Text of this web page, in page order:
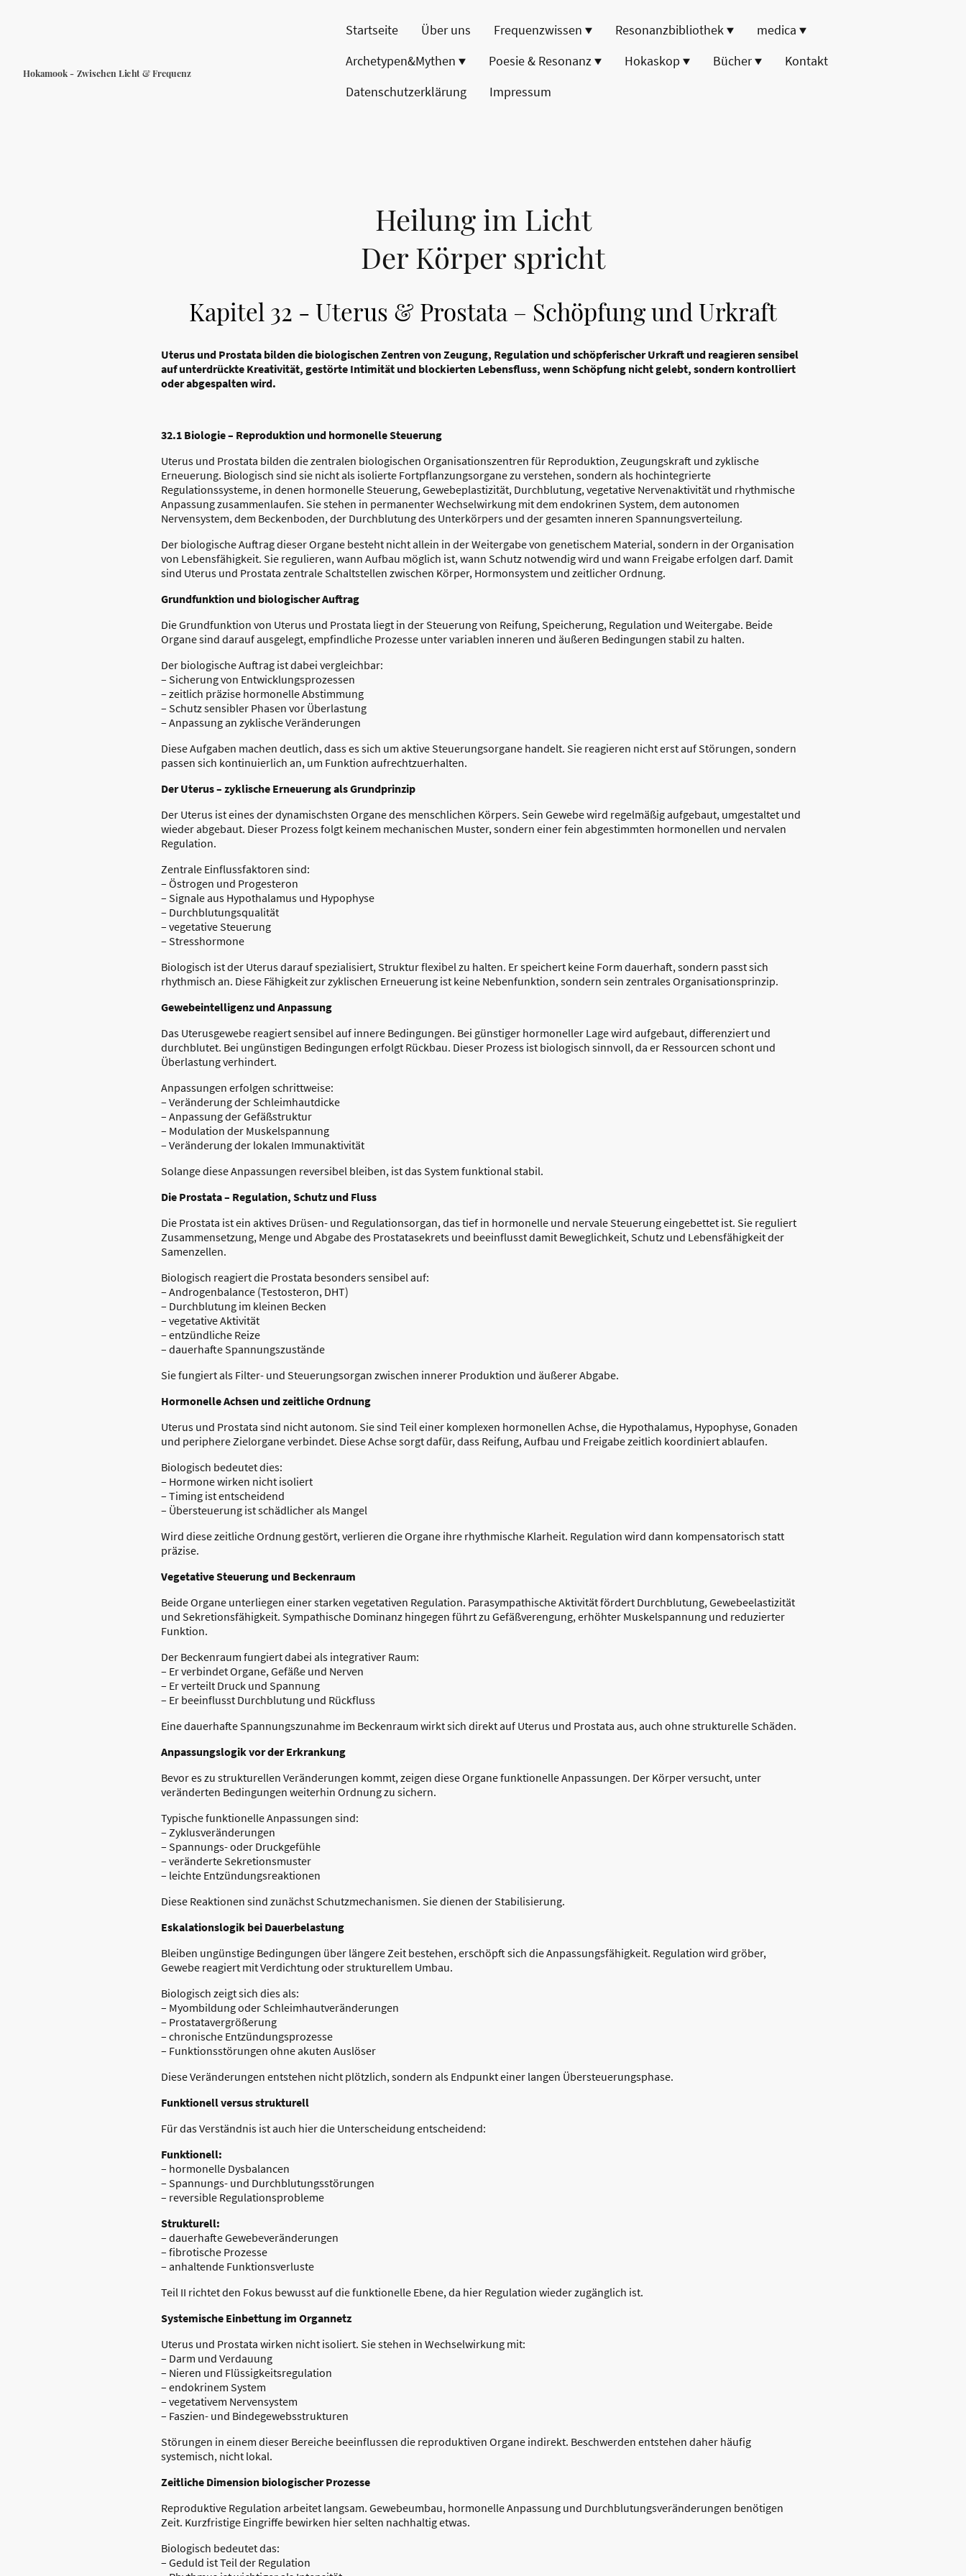
Hokamook - Zwischen Licht & Frequenz
Startseite Über uns Frequenzwissen Resonanzbibliothek
medica
Archetypen&Mythen
Poesie & Resonanz Hokaskop Bücher
Kontakt
Datenschutzerklärung
Impressum
Heilung im Licht
Der Körper spricht
Kapitel 32 - Uterus & Prostata – Schöpfung und Urkraft
Uterus und Prostata bilden die biologischen Zentren von Zeugung, Regulation und schöpferischer Urkraft und reagieren sensibel
auf unterdrückte Kreativität, gestörte Intimität und blockierten Lebensfluss, wenn Schöpfung nicht gelebt, sondern kontrolliert
oder abgespalten wird.
32.1 Biologie – Reproduktion und hormonelle Steuerung
Uterus und Prostata bilden die zentralen biologischen Organisationszentren für Reproduktion, Zeugungskraft und zyklische
Erneuerung. Biologisch sind sie nicht als isolierte Fortpflanzungsorgane zu verstehen, sondern als hochintegrierte
Regulationssysteme, in denen hormonelle Steuerung, Gewebeplastizität, Durchblutung, vegetative Nervenaktivität und rhythmische
Anpassung zusammenlaufen. Sie stehen in permanenter Wechselwirkung mit dem endokrinen System, dem autonomen
Nervensystem, dem Beckenboden, der Durchblutung des Unterkörpers und der gesamten inneren Spannungsverteilung.
Der biologische Auftrag dieser Organe besteht nicht allein in der Weitergabe von genetischem Material, sondern in der Organisation
von Lebensfähigkeit. Sie regulieren, wann Aufbau möglich ist, wann Schutz notwendig wird und wann Freigabe erfolgen darf. Damit
sind Uterus und Prostata zentrale Schaltstellen zwischen Körper, Hormonsystem und zeitlicher Ordnung.
Grundfunktion und biologischer Auftrag
Die Grundfunktion von Uterus und Prostata liegt in der Steuerung von Reifung, Speicherung, Regulation und Weitergabe. Beide
Organe sind darauf ausgelegt, empfindliche Prozesse unter variablen inneren und äußeren Bedingungen stabil zu halten.
Der biologische Auftrag ist dabei vergleichbar:
– Sicherung von Entwicklungsprozessen
– zeitlich präzise hormonelle Abstimmung
– Schutz sensibler Phasen vor Überlastung
– Anpassung an zyklische Veränderungen
Diese Aufgaben machen deutlich, dass es sich um aktive Steuerungsorgane handelt. Sie reagieren nicht erst auf Störungen, sondern
passen sich kontinuierlich an, um Funktion aufrechtzuerhalten.
Der Uterus – zyklische Erneuerung als Grundprinzip
Der Uterus ist eines der dynamischsten Organe des menschlichen Körpers. Sein Gewebe wird regelmäßig aufgebaut, umgestaltet und
wieder abgebaut. Dieser Prozess folgt keinem mechanischen Muster, sondern einer fein abgestimmten hormonellen und nervalen
Regulation.
Zentrale Einflussfaktoren sind:
– Östrogen und Progesteron
– Signale aus Hypothalamus und Hypophyse
– Durchblutungsqualität
– vegetative Steuerung
– Stresshormone
Biologisch ist der Uterus darauf spezialisiert, Struktur flexibel zu halten. Er speichert keine Form dauerhaft, sondern passt sich
rhythmisch an. Diese Fähigkeit zur zyklischen Erneuerung ist keine Nebenfunktion, sondern sein zentrales Organisationsprinzip.
Gewebeintelligenz und Anpassung
Das Uterusgewebe reagiert sensibel auf innere Bedingungen. Bei günstiger hormoneller Lage wird aufgebaut, differenziert und
durchblutet. Bei ungünstigen Bedingungen erfolgt Rückbau. Dieser Prozess ist biologisch sinnvoll, da er Ressourcen schont und
Überlastung verhindert.
Anpassungen erfolgen schrittweise:
– Veränderung der Schleimhautdicke
– Anpassung der Gefäßstruktur
– Modulation der Muskelspannung
– Veränderung der lokalen Immunaktivität
Solange diese Anpassungen reversibel bleiben, ist das System funktional stabil.
Die Prostata – Regulation, Schutz und Fluss
Die Prostata ist ein aktives Drüsen- und Regulationsorgan, das tief in hormonelle und nervale Steuerung eingebettet ist. Sie reguliert
Zusammensetzung, Menge und Abgabe des Prostatasekrets und beeinflusst damit Beweglichkeit, Schutz und Lebensfähigkeit der
Samenzellen.
Biologisch reagiert die Prostata besonders sensibel auf:
– Androgenbalance (Testosteron, DHT)
– Durchblutung im kleinen Becken
– vegetative Aktivität
– entzündliche Reize
– dauerhafte Spannungszustände
Sie fungiert als Filter- und Steuerungsorgan zwischen innerer Produktion und äußerer Abgabe.
Hormonelle Achsen und zeitliche Ordnung
Uterus und Prostata sind nicht autonom. Sie sind Teil einer komplexen hormonellen Achse, die Hypothalamus, Hypophyse, Gonaden
und periphere Zielorgane verbindet. Diese Achse sorgt dafür, dass Reifung, Aufbau und Freigabe zeitlich koordiniert ablaufen.
Biologisch bedeutet dies:
– Hormone wirken nicht isoliert
– Timing ist entscheidend
– Übersteuerung ist schädlicher als Mangel
Wird diese zeitliche Ordnung gestört, verlieren die Organe ihre rhythmische Klarheit. Regulation wird dann kompensatorisch statt
präzise.
Vegetative Steuerung und Beckenraum
Beide Organe unterliegen einer starken vegetativen Regulation. Parasympathische Aktivität fördert Durchblutung, Gewebeelastizität
und Sekretionsfähigkeit. Sympathische Dominanz hingegen führt zu Gefäßverengung, erhöhter Muskelspannung und reduzierter
Funktion.
Der Beckenraum fungiert dabei als integrativer Raum:
– Er verbindet Organe, Gefäße und Nerven
– Er verteilt Druck und Spannung
– Er beeinflusst Durchblutung und Rückfluss
Eine dauerhafte Spannungszunahme im Beckenraum wirkt sich direkt auf Uterus und Prostata aus, auch ohne strukturelle Schäden.
Anpassungslogik vor der Erkrankung
Bevor es zu strukturellen Veränderungen kommt, zeigen diese Organe funktionelle Anpassungen. Der Körper versucht, unter
veränderten Bedingungen weiterhin Ordnung zu sichern.
Typische funktionelle Anpassungen sind:
– Zyklusveränderungen
– Spannungs- oder Druckgefühle
– veränderte Sekretionsmuster
– leichte Entzündungsreaktionen
Diese Reaktionen sind zunächst Schutzmechanismen. Sie dienen der Stabilisierung.
Eskalationslogik bei Dauerbelastung
Bleiben ungünstige Bedingungen über längere Zeit bestehen, erschöpft sich die Anpassungsfähigkeit. Regulation wird gröber,
Gewebe reagiert mit Verdichtung oder strukturellem Umbau.
Biologisch zeigt sich dies als:
– Myombildung oder Schleimhautveränderungen
– Prostatavergrößerung
– chronische Entzündungsprozesse
– Funktionsstörungen ohne akuten Auslöser
Diese Veränderungen entstehen nicht plötzlich, sondern als Endpunkt einer langen Übersteuerungsphase.
Funktionell versus strukturell
Für das Verständnis ist auch hier die Unterscheidung entscheidend:
Funktionell:
– hormonelle Dysbalancen
– Spannungs- und Durchblutungsstörungen
– reversible Regulationsprobleme
Strukturell:
– dauerhafte Gewebeveränderungen
– fibrotische Prozesse
– anhaltende Funktionsverluste
Teil II richtet den Fokus bewusst auf die funktionelle Ebene, da hier Regulation wieder zugänglich ist.
Systemische Einbettung im Organnetz
Uterus und Prostata wirken nicht isoliert. Sie stehen in Wechselwirkung mit:
– Darm und Verdauung
– Nieren und Flüssigkeitsregulation
– endokrinem System
– vegetativem Nervensystem
– Faszien- und Bindegewebsstrukturen
Störungen in einem dieser Bereiche beeinflussen die reproduktiven Organe indirekt. Beschwerden entstehen daher häufig
systemisch, nicht lokal.
Zeitliche Dimension biologischer Prozesse
Reproduktive Regulation arbeitet langsam. Gewebeumbau, hormonelle Anpassung und Durchblutungsveränderungen benötigen
Zeit. Kurzfristige Eingriffe bewirken hier selten nachhaltig etwas.
Biologisch bedeutet das:
– Geduld ist Teil der Regulation